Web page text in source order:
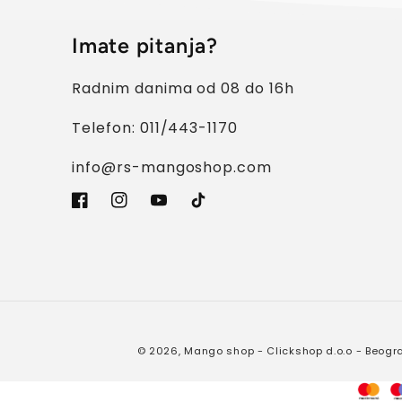
Imate pitanja?
Radnim danima od 08 do 16h
Telefon: 011/443-1170
info@rs-mangoshop.com
FacebookInstagramYouTubeTikTok
© 2026, Mango shop - Clickshop d.o.o -